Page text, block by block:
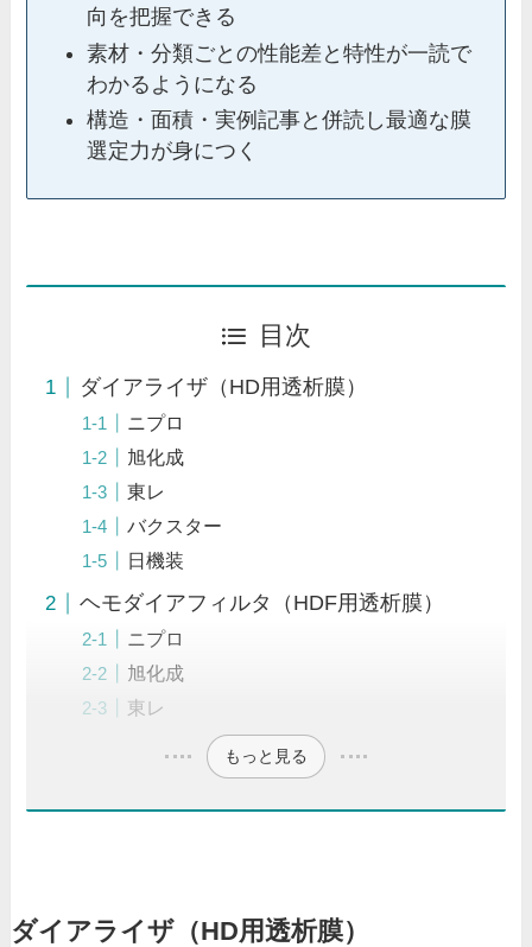
向を把握できる
素材・分類ごとの性能差と特性が一読で
わかるようになる
構造・面積・実例記事と併読し最適な膜
選定力が身につく
目次
ダイアライザ（HD用透析膜）
ニプロ
旭化成
東レ
バクスター
日機装
ヘモダイアフィルタ（HDF用透析膜）
ニプロ
旭化成
東レ
もっと見る
ダイアライザ（HD用透析膜）